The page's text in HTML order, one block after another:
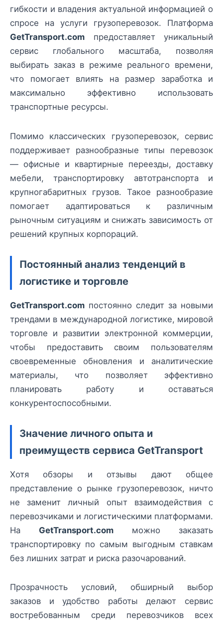
гибкости и владения актуальной информацией о
спросе на услуги грузоперевозок. Платформа
GetTransport.com предоставляет уникальный
сервис глобального масштаба, позволяя
выбирать заказ в режиме реального времени,
что помогает влиять на размер заработка и
максимально эффективно использовать
транспортные ресурсы.
Помимо классических грузоперевозок, сервис
поддерживает разнообразные типы перевозок
— офисные и квартирные переезды, доставку
мебели, транспортировку автотранспорта и
крупногабаритных грузов. Такое разнообразие
помогает адаптироваться к различным
рыночным ситуациям и снижать зависимость от
решений крупных корпораций.
Постоянный анализ тенденций в
логистике и торговле
GetTransport.com постоянно следит за новыми
трендами в международной логистике, мировой
торговле и развитии электронной коммерции,
чтобы предоставить своим пользователям
своевременные обновления и аналитические
материалы, что позволяет эффективно
планировать работу и оставаться
конкурентоспособными.
Значение личного опыта и
преимуществ сервиса GetTransport
Хотя обзоры и отзывы дают общее
представление о рынке грузоперевозок, ничто
не заменит личный опыт взаимодействия с
перевозчиками и логистическими платформами.
На GetTransport.com можно заказать
транспортировку по самым выгодным ставкам
без лишних затрат и риска разочарований.
Прозрачность условий, обширный выбор
заказов и удобство работы делают сервис
востребованным среди перевозчиков всех